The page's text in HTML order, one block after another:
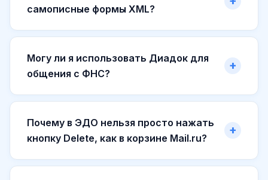
самописные формы XML?
Могу ли я использовать Диадок для
общения с ФНС?
Почему в ЭДО нельзя просто нажать
кнопку Delete, как в корзине Mail.ru?